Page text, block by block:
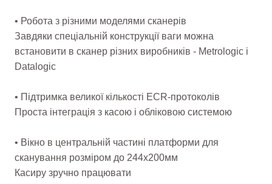
• Робота з різними моделями сканерів
Завдяки спеціальній конструкції ваги можна
встановити в сканер різних виробників - Metrologic і
Datalogic
• Підтримка великої кількості ECR-протоколів
Проста інтеграція з касою і обліковою системою
• Вікно в центральній частині платформи для
сканування розміром до 244х200мм
Касиру зручно працювати